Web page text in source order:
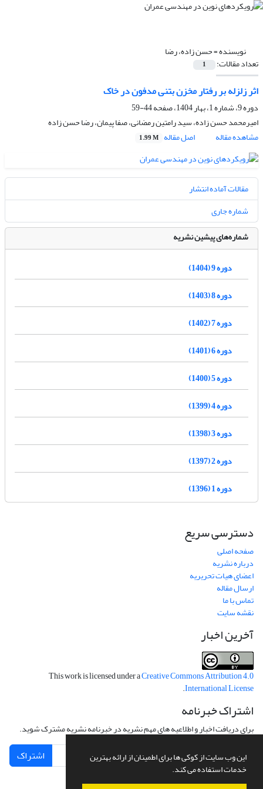
این وب سایت از کوکی ها برای اطمینان از ارائه بهترین
خدمات استفاده می کند.
نویسنده =حسن زاده، رضا
تعداد مقالات: 1
اثر زلزله بر رفتار مخزن بتنی مدفون در خاک
دوره 9، شماره 1، بهار 1404، صفحه
44-59
امیرمحمد حسن زاده، سید رامتین رمضانی، صفا پیمان، رضا حسن زاده
مشاهده مقاله
اصل مقاله 1.99 M
مقالات آماده انتشار
شماره جاری
شماره‌های پیشین نشریه
دوره 9 (1404)
دوره 8 (1403)
دوره 7 (1402)
دوره 6 (1401)
دوره 5 (1400)
دوره 4 (1399)
دوره 3 (1398)
دوره 2 (1397)
دوره 1 (1396)
دسترسی سریع
صفحه اصلی
درباره نشریه
اعضای هیات تحریریه
ارسال مقاله
تماس با ما
نقشه سایت
آخرین اخبار
This work is licensed under aCreative Commons Attribution 4.0
International License
.
اشتراک خبرنامه
برای دریافت اخبار و اطلاعیه های مهم نشریه در خبرنامه نشریه مشترک شوید.
اشتراک